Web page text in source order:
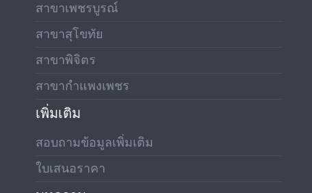
สาขาเพชรบูรณ์
สาขาสุโขทัย
สาขาพิจิตร
สาขากำแพงเพชร
เพิ่มเติม
สอบถามข้อมูลเพิ่มเติม
ใบเสนอราคา